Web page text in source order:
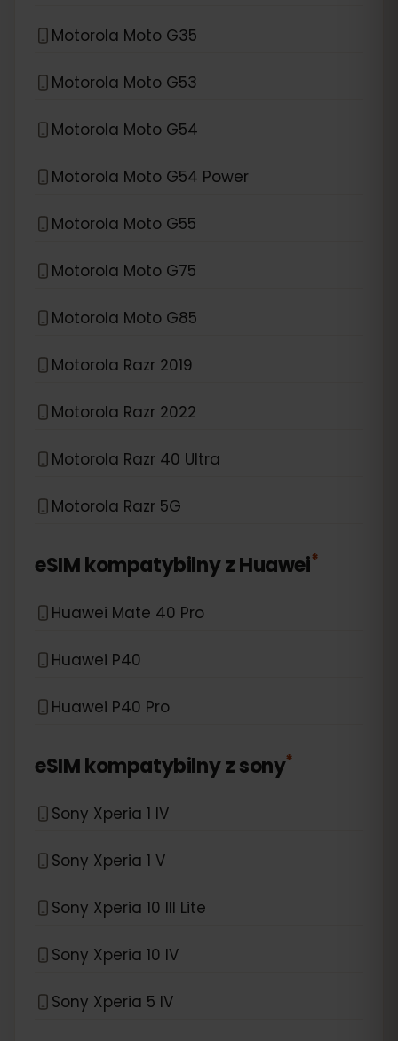
Motorola Moto G35
Motorola Moto G53
Motorola Moto G54
Motorola Moto G54 Power
Motorola Moto G55
Motorola Moto G75
Motorola Moto G85
Motorola Razr 2019
Motorola Razr 2022
Motorola Razr 40 Ultra
Motorola Razr 5G
eSIM kompatybilny zHuawei*
Huawei Mate 40 Pro
Huawei P40
Huawei P40 Pro
eSIM kompatybilny zsony*
Sony Xperia 1 IV
Sony Xperia 1 V
Sony Xperia 10 III Lite
Sony Xperia 10 IV
Sony Xperia 5 IV